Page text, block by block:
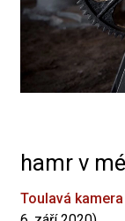
hamr v
Toulavá